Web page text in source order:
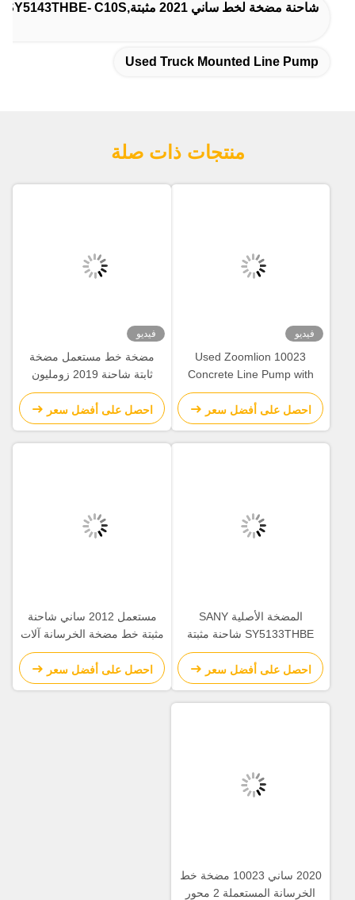
شاحنة مضخة لخط ساني 2021 مثبتة,SY5143THBE- C10S مضخة خط اليد الثانية
Used Truck Mounted Line Pump
منتجات ذات صلة
فيديو
Used Zoomlion 10023
Concrete Line Pump with
100/55m³/H Output 13800Kg
Weight and
9100*2450*3140mm
Dimensions
احصل على أفضل سعر
فيديو
مضخة خط مستعمل مضخة
ثابتة شاحنة 2019 زومليون
10022 ديزل مضخة الخرسانة
احصل على أفضل سعر
المضخة الأصلية SANY
SY5133THBE شاحنة مثبتة
108-20MPa خط مضخة يد ثانية
احصل على أفضل سعر
مستعمل 2012 ساني شاحنة
مثبتة خط مضخة الخرسانة آلات
الخرسانة 90-18mpa
احصل على أفضل سعر
2020 ساني 10023 مضخة خط
الخرسانة المستعملة 2 محور